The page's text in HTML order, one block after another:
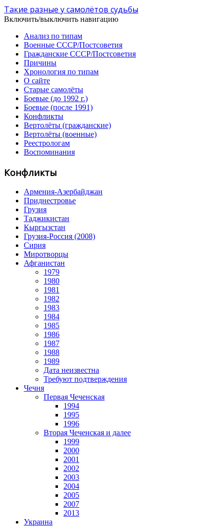
Такие разные у самолётов судьбы
Включить/выключить навигацию
Анализ по типам
Военные СССР/Постсоветия
Гражданские СССР/Постсоветия
Причины
Хронология по типам
О сайте
Старые самолёты
Боевые (до 1992 г.)
Боевые (после 1991)
Конфликты
Вертолёты (гражданские)
Вертолёты (военные)
Реестрологам
Воспоминания
Конфликты
Армения-Азербайджан
Приднестровье
Грузия
Таджикистан
Кыргызстан
Грузия-Россия (2008)
Сирия
Миротворцы
Афганистан
1979
1980
1981
1982
1983
1984
1985
1986
1987
1988
1989
Дата неизвестна
Требуют подтверждения
Чечня
Первая Чеченская
1994
1995
1996
Вторая Чеченская и далее
1999
2000
2001
2002
2003
2004
2005
2007
2013
Украина